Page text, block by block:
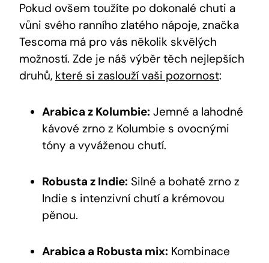
Pokud ovšem toužíte po dokonalé chuti a
vůni svého ranního zlatého nápoje, značka
Tescoma má pro vás několik skvělých
možností. Zde je náš výběr těch nejlepších
druhů, které si zaslouží vaši pozornost:
Arabica z Kolumbie: Jemné a lahodné
kávové zrno z Kolumbie s ovocnými
tóny a vyváženou chutí.
Robusta z Indie: Silné a bohaté zrno z
Indie s intenzivní chutí a krémovou
pěnou.
Arabica a Robusta mix: Kombinace